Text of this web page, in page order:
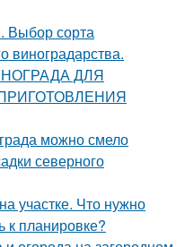
Выбор сорта
виноградарства.
ДЛЯ
можно смело
северного
участке. Что нужно
к планировке?